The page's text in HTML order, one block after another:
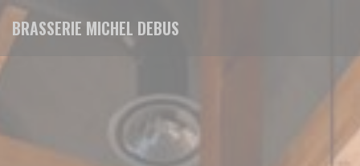
Cookie管理面板
BRASSERIE MICHEL DEBUS